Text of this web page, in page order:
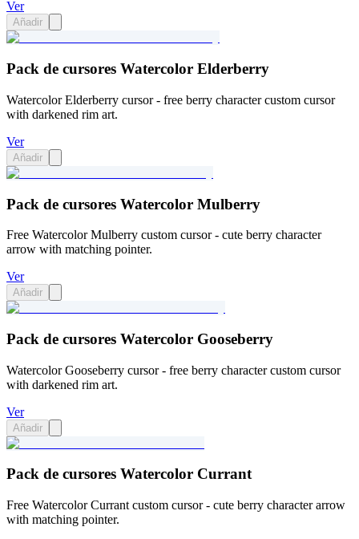
Ver
Añadir
Pack de cursores Watercolor Elderberry
Watercolor Elderberry cursor - free berry character custom cursor
with darkened rim art.
Ver
Añadir
Pack de cursores Watercolor Mulberry
Free Watercolor Mulberry custom cursor - cute berry character
arrow with matching pointer.
Ver
Añadir
Pack de cursores Watercolor Gooseberry
Watercolor Gooseberry cursor - free berry character custom cursor
with darkened rim art.
Ver
Añadir
Pack de cursores Watercolor Currant
Free Watercolor Currant custom cursor - cute berry character arrow
with matching pointer.